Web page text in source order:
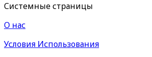
Системные страницы
О нас
Условия Использования